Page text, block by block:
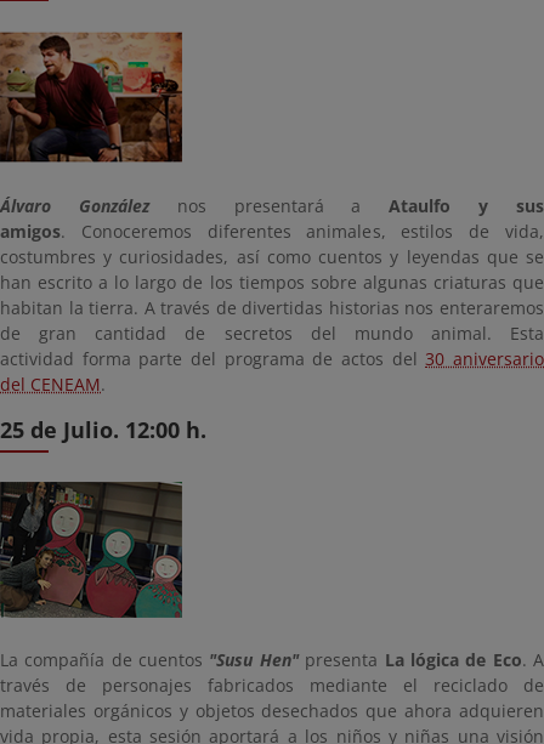
Álvaro González nos presentará aAtaulfo y sus
amigos. Conoceremos diferentes animales, estilos de vida,
costumbres y curiosidades, así como cuentos y leyendas que se
han escrito a lo largo de los tiempos sobre algunas criaturas que
habitan la tierra. A través de divertidas historias nos enteraremos
de gran cantidad de secretos del mundo animal. Esta
actividad forma parte del programa de actos del30 aniversario
del CENEAM.
25 de Julio. 12:00 h.
La compañía de cuentos "Susu Hen"presenta La lógica de Eco. A
través de personajes fabricados mediante el reciclado de
materiales orgánicos y objetos desechados que ahora adquieren
vida propia, esta sesión aportará a los niños y niñas una visión